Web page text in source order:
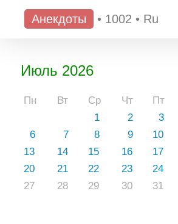
Анекдоты • 1002 • Ru
Июль 2026
Пн Вт Ср Чт Пт
1
2 3
6
7 8 9 10
13
14 15 16 17
20
21 22 23 24
27
28 29 30 31